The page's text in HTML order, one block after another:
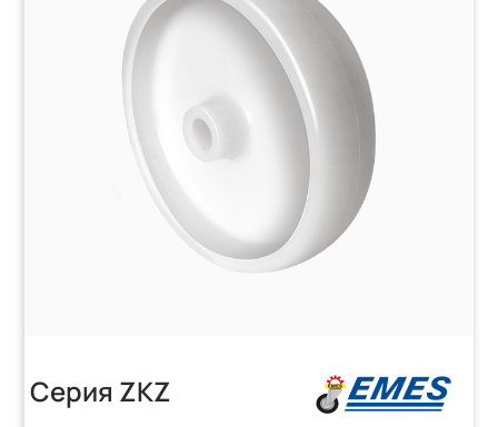
Серия ZKZ